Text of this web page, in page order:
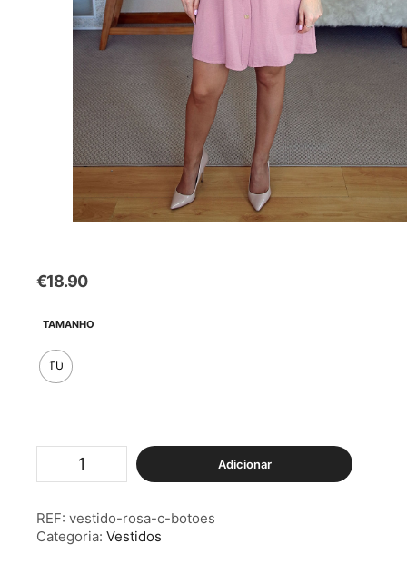
€18.90
TAMANHO
TU
Vestido
c/
Botões
Adicionar
REF: vestido-rosa-c-botoes
Categoria: Vestidos